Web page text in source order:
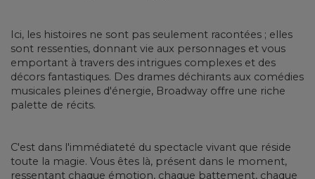
Ici, les histoires ne sont pas seulement racontées ; elles
sont ressenties, donnant vie aux personnages et vous
emportant à travers des intrigues complexes et des
décors fantastiques. Des drames déchirants aux comédies
musicales pleines d'énergie, Broadway offre une riche
palette de récits.
C'est dans l'immédiateté du spectacle vivant que réside
toute la magie. Vous êtes là, présent dans le moment,
ressentant chaque émotion, chaque battement, chaque